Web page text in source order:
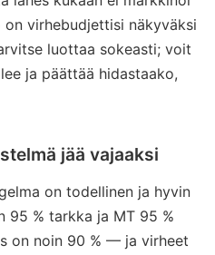
on virhebudjettisi näkyväksi
luottaa sokeasti; voit
ja päättää hidastaako,
jää vajaaksi
on todellinen ja hyvin
95 % tarkka ja MT 95 %
on noin 90 % — ja virheet